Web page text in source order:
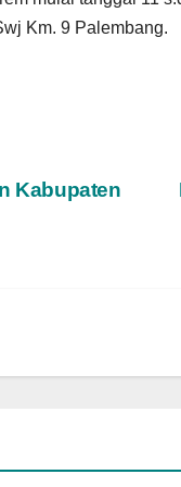
Km. 9 Palembang.
Kabupaten